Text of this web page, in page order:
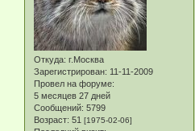
Откуда: г.Москва
Зарегистрирован: 11-11-2009
Провел на форуме:
5 месяцев 27 дней
Сообщений: 5799
Возраст: 51 [1975-02-06]